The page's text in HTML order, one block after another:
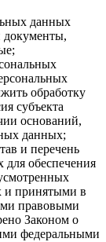
данных
обработку
субъекта
оснований,
данных;
и перечень
обеспечения
и принятыми в
правовыми
Законом о
федеральными